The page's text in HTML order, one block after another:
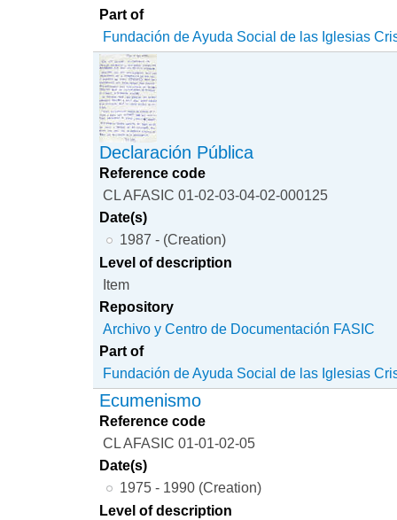
Part of
Fundación de Ayuda Social de las Iglesias
Declaración Pública
Reference code
CL AFASIC 01-02-03-04-02-000125
Date(s)
1987 - (Creation)
Level of description
Item
Repository
Archivo y Centro de Documentación FASIC
Part of
Fundación de Ayuda Social de las Iglesias
Ecumenismo
Reference code
CL AFASIC 01-01-02-05
Date(s)
1975 - 1990 (Creation)
Level of description